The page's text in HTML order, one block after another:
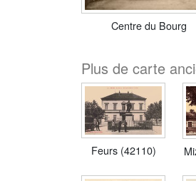
Centre du Bourg
Plus de carte
Feurs (42110)